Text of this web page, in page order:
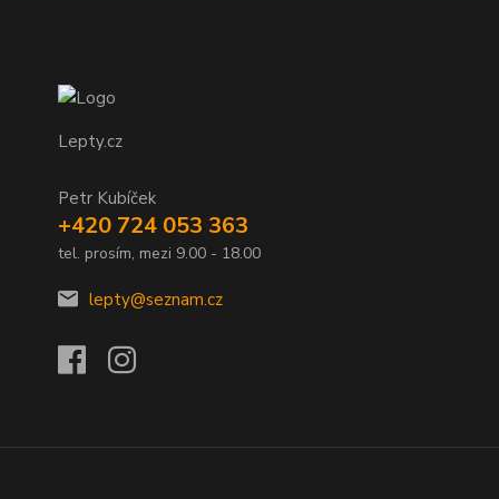
Lepty.cz
Petr Kubíček
+420 724 053 363
tel. prosím, mezi 9.00 - 18.00
lepty@seznam.cz